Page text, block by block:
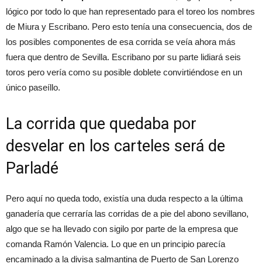
lógico por todo lo que han representado para el toreo los nombres
de Miura y Escribano. Pero esto tenía una consecuencia, dos de
los posibles componentes de esa corrida se veía ahora más
fuera que dentro de Sevilla. Escribano por su parte lidiará seis
toros pero vería como su posible doblete convirtiéndose en un
único paseíllo.
La corrida que quedaba por
desvelar en los carteles será de
Parladé
Pero aquí no queda todo, existía una duda respecto a la última
ganadería que cerraría las corridas de a pie del abono sevillano,
algo que se ha llevado con sigilo por parte de la empresa que
comanda Ramón Valencia. Lo que en un principio parecía
encaminado a la divisa salmantina de Puerto de San Lorenzo